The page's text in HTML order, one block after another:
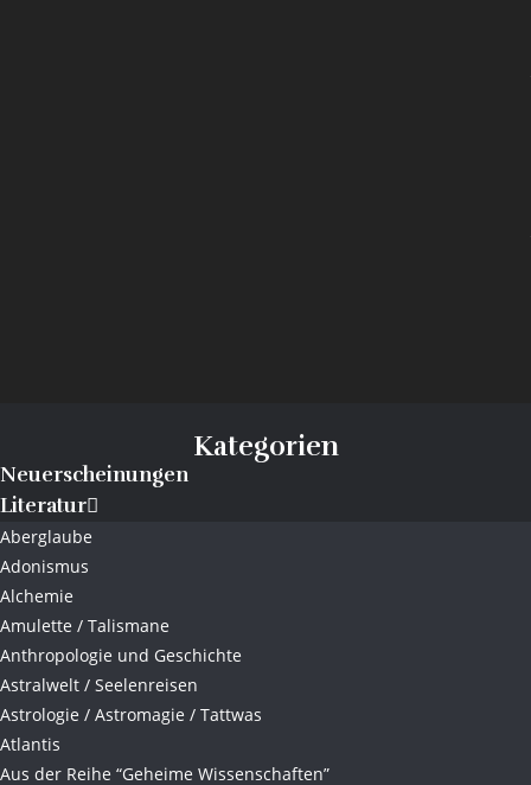
Kategorien
Neuerscheinungen
Literatur
Aberglaube
Adonismus
Alchemie
Amulette / Talismane
Anthropologie und Geschichte
Astralwelt / Seelenreisen
Astrologie / Astromagie / Tattwas
Atlantis
Aus der Reihe “Geheime Wissenschaften”